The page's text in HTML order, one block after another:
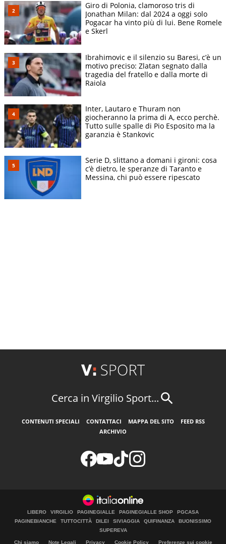
Giro di Polonia, clamoroso tris di
Jonathan Milan: dal 2024 a oggi solo
Pogacar ha vinto più di lui. Bene Romele
e Skerl
Ibrahimovic e il silenzio su Baresi, c’è un
motivo preciso: Zlatan segnato dalla
tragedia del fratello e dalla morte di
Raiola
Inter, Lautaro e Thuram non
giocheranno la prima di A, ecco perchè.
Tutto sulle spalle di Pio Esposito ma la
garanzia è Stankovic
Serie D, slittano a domani i gironi: cosa
c’è dietro, le speranze di Taranto e
Messina, chi può essere ripescato
Cerca in Virgilio Sport...
CONTENUTI SPECIALI CONTATTACI MAPPA DEL SITO
FEED RSS
ARCHIVIO
LIBERO VIRGILIO PAGINEGIALLE PAGINEGIALLE SHOP
PGCASA
PAGINEBIANCHE
TUTTOCITTÀ DILEI SIVIAGGIA QUIFINANZA
BUONISSIMO
SUPEREVA
Chi siamo Note Legali Privacy Cookie Policy Preferenze sui cookie